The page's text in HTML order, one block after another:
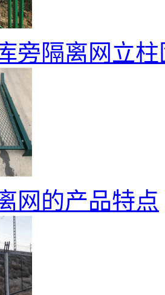
旁隔离网立
网的产品特点